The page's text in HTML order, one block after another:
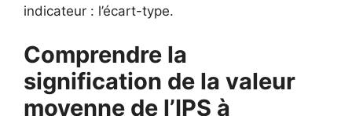
indicateur : l’écart-type.
Comprendre la
signification de la valeur
moyenne de l’IPS à